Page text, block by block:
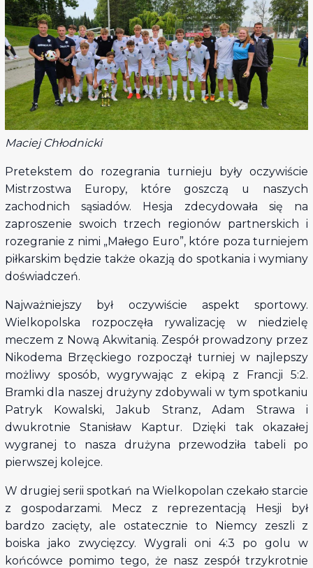
Maciej Chłodnicki
Pretekstem do rozegrania turnieju były oczywiście
Mistrzostwa Europy, które goszczą u naszych
zachodnich sąsiadów. Hesja zdecydowała się na
zaproszenie swoich trzech regionów partnerskich i
rozegranie z nimi „Małego Euro”, które poza turniejem
piłkarskim będzie także okazją do spotkania i wymiany
doświadczeń.
Najważniejszy był oczywiście aspekt sportowy.
Wielkopolska rozpoczęła rywalizację w niedzielę
meczem z Nową Akwitanią. Zespół prowadzony przez
Nikodema Brzęckiego rozpoczął turniej w najlepszy
możliwy sposób, wygrywając z ekipą z Francji 5:2.
Bramki dla naszej drużyny zdobywali w tym spotkaniu
Patryk Kowalski, Jakub Stranz, Adam Strawa i
dwukrotnie Stanisław Kaptur. Dzięki tak okazałej
wygranej to nasza drużyna przewodziła tabeli po
pierwszej kolejce.
W drugiej serii spotkań na Wielkopolan czekało starcie
z gospodarzami. Mecz z reprezentacją Hesji był
bardzo zacięty, ale ostatecznie to Niemcy zeszli z
boiska jako zwycięzcy. Wygrali oni 4:3 po golu w
końcówce pomimo tego, że nasz zespół trzykrotnie